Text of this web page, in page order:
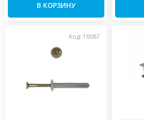
В КОРЗИНУ
Код: 10087